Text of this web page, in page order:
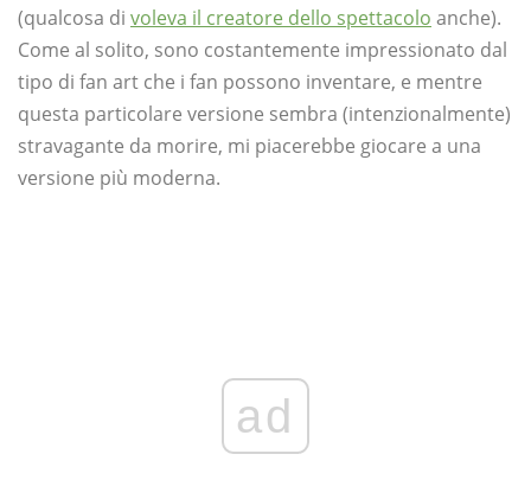
(qualcosa di voleva il creatore dello spettacolo anche).
Come al solito, sono costantemente impressionato dal
tipo di fan art che i fan possono inventare, e mentre
questa particolare versione sembra (intenzionalmente)
stravagante da morire, mi piacerebbe giocare a una
versione più moderna.
ad